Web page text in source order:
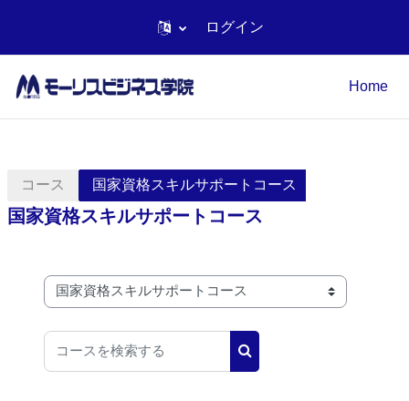
ログイン
Home
コース 国家資格スキルサポートコース
国家資格スキルサポートコース
コースカテゴリ
コースを検索する
コースを検索する